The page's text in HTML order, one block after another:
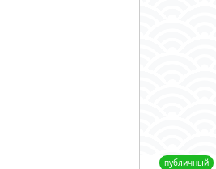
публичный